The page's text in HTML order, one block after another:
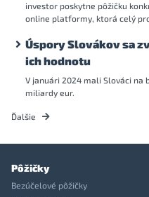
investor poskytne pôžičku
online platformy, ktorá celý
Úspory Slovákov sa
ich hodnotu
V januári 2024 mali Slováci na
miliardy eur.
Ďalšie
Pôžičky
Bezúčelové pôžičky